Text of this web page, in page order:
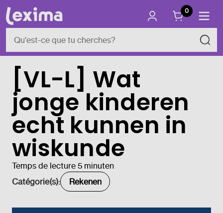
0
[VL-L] Wat
jonge kinderen
echt kunnen in
wiskunde
Temps de lecture 5 minuten
Catégorie(s):
Rekenen